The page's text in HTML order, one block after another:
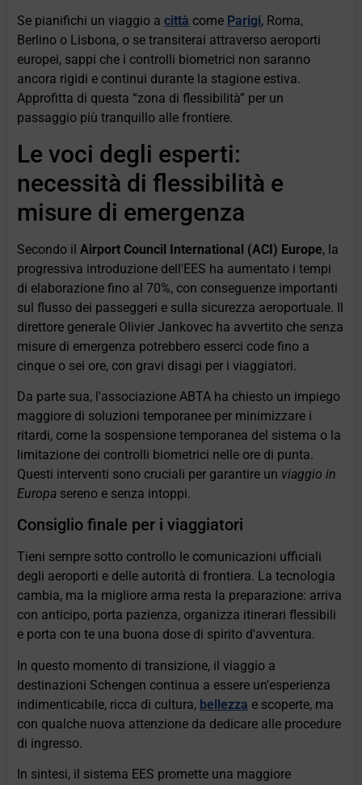
Se pianifichi un viaggio acittà come Parigi, Roma,
Berlino o Lisbona, o se transiterai attraverso aeroporti
europei, sappi che i controlli biometrici non saranno
ancora rigidi e continui durante la stagione estiva.
Approfitta di questa “zona di flessibilità” per un
passaggio più tranquillo alle frontiere.
Le voci degli esperti:
necessità di flessibilità e
misure di emergenza
Secondo ilAirport Council International (ACI) Europe, la
progressiva introduzione dell'EES ha aumentato i tempi
di elaborazione fino al 70%, con conseguenze importanti
sul flusso dei passeggeri e sulla sicurezza aeroportuale. Il
direttore generale Olivier Jankovec ha avvertito che senza
misure di emergenza potrebbero esserci code fino a
cinque o sei ore, con gravi disagi per i viaggiatori.
Da parte sua, l'associazione ABTA ha chiesto un impiego
maggiore di soluzioni temporanee per minimizzare i
ritardi, come la sospensione temporanea del sistema o la
limitazione dei controlli biometrici nelle ore di punta.
Questi interventi sono cruciali per garantire un viaggio in
Europa sereno e senza intoppi.
Consiglio finale per i viaggiatori
Tieni sempre sotto controllo le comunicazioni ufficiali
degli aeroporti e delle autorità di frontiera. La tecnologia
cambia, ma la migliore arma resta la preparazione: arriva
con anticipo, porta pazienza, organizza itinerari flessibili
e porta con te una buona dose di spirito d'avventura.
In questo momento di transizione, il viaggio a
destinazioni Schengen continua a essere un'esperienza
indimenticabile, ricca di cultura, bellezza e scoperte, ma
con qualche nuova attenzione da dedicare alle procedure
di ingresso.
In sintesi, il sistema EES promette una maggiore